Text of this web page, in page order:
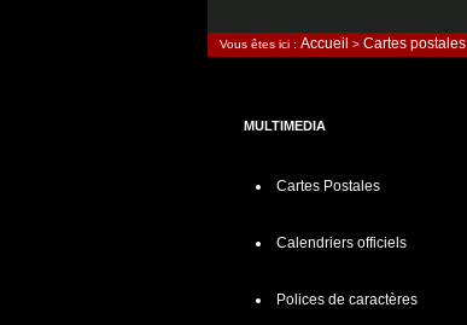
Vous êtes ici : Accueil > Cartes postales
MULTIMEDIA
Cartes Postales
Calendriers officiels
Polices de caractères